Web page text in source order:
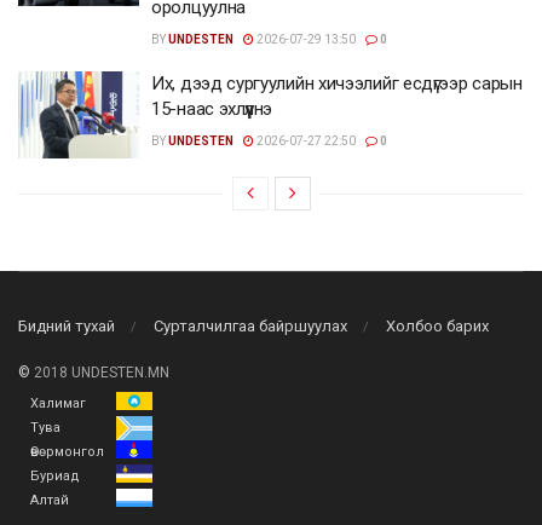
оролцуулна
BYUNDESTEN 2026-07-29 13:50 0
Их, дээд сургуулийн хичээлийг есдүгээр сарын
15-наас эхлүүлнэ
BYUNDESTEN 2026-07-27 22:50 0
Бидний тухай Сурталчилгаа байршуулах Холбоо барих
© 2018 UNDESTEN.MN
Халимаг
Тува
Өвөрмонгол
Буриад
Алтай